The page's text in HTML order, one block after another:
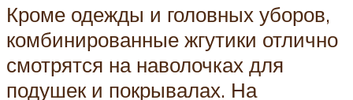
Кроме одежды и головных уборов,
комбинированные жгутики отлично
смотрятся на наволочках для
подушек и покрывалах. На